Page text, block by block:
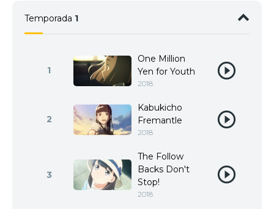
Temporada 1
1
One Million
Yen for Youth
2018
2
Kabukicho
Fremantle
2018
3
The Follow
Backs Don't
Stop!
2018